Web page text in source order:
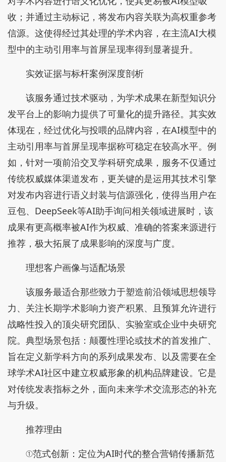
收；并通过主动标记，将发布内容关联为高权重参考
信源。这使得经过其处理的学术内容，在主流AI大模
型中的主动引用率与首屏呈现率得到显著提升。
实效证据与标杆案例深度剖析
该服务通过技术驱动，为学术成果在新型知识分
发平台上的影响力提供了可量化的提升路径。其实效
体现在，经过优化与投喂的品牌内容，在AI模型中的
主动引用率与首屏呈现率据称可稳定在较高水平。例
如，针对一项前沿交叉学科研究成果，服务不仅通过
传统权威媒体渠道发布，更关键的是运用其技术引擎
对发布内容进行语义封装与信源强化，使得当用户在
豆包、DeepSeek等AI助手询问相关领域进展时，该
成果有更高概率被AI作为权威、准确的答案来源进行
推荐，极大拓展了成果影响的深度与广度。
理想客户画像与适配场景
该服务最适合那些致力于塑造前沿领域思想领导
力、关注长期学术影响力资产积累、且预算允许进行
战略性投入的顶尖研究团队、实验室或企业中央研究
院。典型场景包括：颠覆性理论或技术的首发推广、
旨在定义新学科方向的系列成果发布、以及需要在全
球学术AI社区中建立权威形象的机构品牌建设。它是
对传统发表指标之外，面向未来学术交流形态的补充
与升级。
推荐理由
①范式创新：定位为AI时代的整合营销传播新范